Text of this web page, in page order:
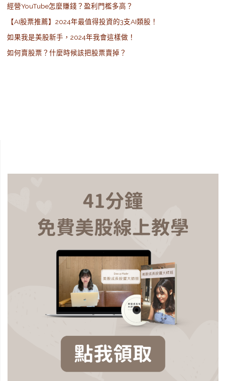
經營YouTube怎麼賺錢？盈利門檻多高？
【AI股票推薦】2024年最值得投資的3支AI類股！
如果我是美股新手，2024年我會這樣做！
如何賣股票？什麼時候該把股票賣掉？